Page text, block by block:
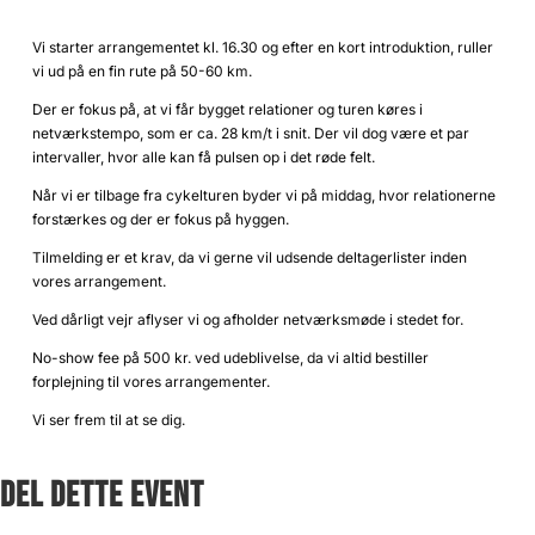
Vi starter arrangementet kl. 16.30 og efter en kort introduktion, ruller
vi ud på en fin rute på 50-60 km.
Der er fokus på, at vi får bygget relationer og turen køres i
netværkstempo, som er ca. 28 km/t i snit. Der vil dog være et par
intervaller, hvor alle kan få pulsen op i det røde felt.
Når vi er tilbage fra cykelturen byder vi på middag, hvor relationerne
forstærkes og der er fokus på hyggen.
Tilmelding er et krav, da vi gerne vil udsende deltagerlister inden
vores arrangement.
Ved dårligt vejr aflyser vi og afholder netværksmøde i stedet for.
No-show fee på 500 kr. ved udeblivelse, da vi altid bestiller
forplejning til vores arrangementer.
Vi ser frem til at se dig.
DEL DETTE EVENT